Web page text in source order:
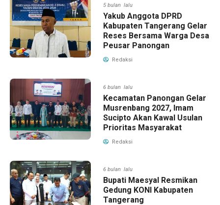
5 bulan lalu
Yakub Anggota DPRD
Kabupaten Tangerang Gelar
Reses Bersama Warga Desa
Peusar Panongan
Redaksi
6 bulan lalu
Kecamatan Panongan Gelar
Musrenbang 2027, Imam
Sucipto Akan Kawal Usulan
Prioritas Masyarakat
Redaksi
6 bulan lalu
Bupati Maesyal Resmikan
Gedung KONI Kabupaten
Tangerang